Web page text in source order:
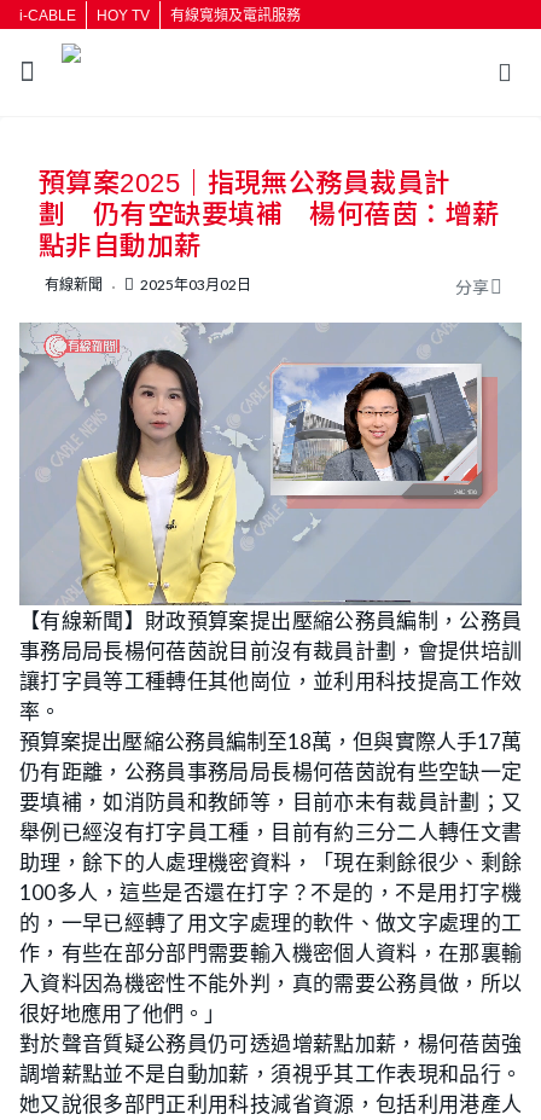
i-CABLE HOY TV 有線寬頻及電訊服務
按輸入鍵開始搜尋
預算案2025｜指現無公務員裁員計
劃 仍有空缺要填補 楊何蓓茵：增薪
點非自動加薪
有線新聞 2025年03月02日 分享
n
m
t
e
L
o
a
d
e
d
:
2
5
7
%
【有線新聞】財政預算案提出壓縮公務員編制，公務員
事務局局長楊何蓓茵說目前沒有裁員計劃，會提供培訓
讓打字員等工種轉任其他崗位，並利用科技提高工作效
率。
預算案提出壓縮公務員編制至18萬，但與實際人手17萬
仍有距離，公務員事務局局長楊何蓓茵說有些空缺一定
要填補，如消防員和教師等，目前亦未有裁員計劃；又
舉例已經沒有打字員工種，目前有約三分二人轉任文書
助理，餘下的人處理機密資料，「現在剩餘很少、剩餘
100多人，這些是否還在打字？不是的，不是用打字機
的，一早已經轉了用文字處理的軟件、做文字處理的工
作，有些在部分部門需要輸入機密個人資料，在那裏輸
入資料因為機密性不能外判，真的需要公務員做，所以
很好地應用了他們。」
對於聲音質疑公務員仍可透過增薪點加薪，楊何蓓茵強
調增薪點並不是自動加薪，須視乎其工作表現和品行。
她又說很多部門正利用科技減省資源，包括利用港產人